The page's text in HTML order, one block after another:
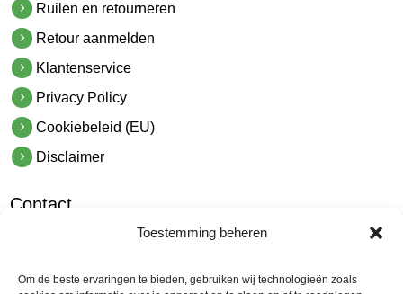
Toestemming beheren
Om de beste ervaringen te bieden, gebruiken wij technologieën zoals
Ruilen en retourneren
Retour aanmelden
Klantenservice
Privacy Policy
Cookiebeleid (EU)
Disclaimer
Contact